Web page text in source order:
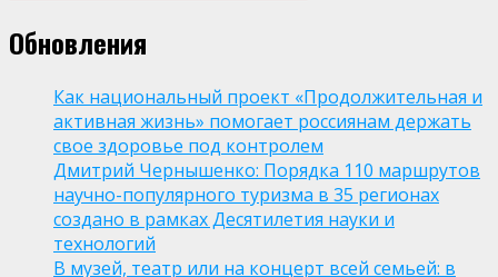
Обновления
Как национальный проект «Продолжительная и
активная жизнь» помогает россиянам держать
свое здоровье под контролем
Дмитрий Чернышенко: Порядка 110 маршрутов
научно-популярного туризма в 35 регионах
создано в рамках Десятилетия науки и
технологий
В музей, театр или на концерт всей семьей: в